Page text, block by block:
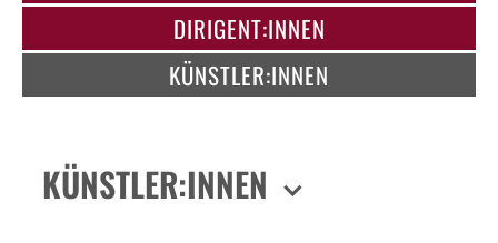
DIRIGENT:INNEN
KÜNSTLER:INNEN
KÜNSTLER:INNEN